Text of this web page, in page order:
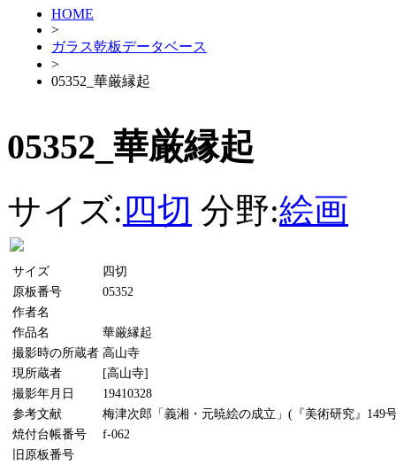
HOME
>
ガラス乾板データベース
>
05352_華厳縁起
05352_華厳縁起
サイズ: 四切 分野:絵画
サイズ
四切
原板番号
05352
作者名
作品名
華厳縁起
撮影時の所蔵者 高山寺
現所蔵者
[高山寺]
撮影年月日
19410328
参考文献
梅津次郎「義湘・元暁絵の成立」(『美術研究』149
焼付台帳番号
f-062
旧原板番号